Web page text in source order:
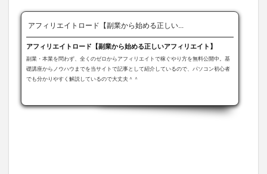
アフィリエイトロード【副業から始める正しい...
アフィリエイトロード【副業から始める正しいアフィリエイト】
副業・本業を問わず、全くのゼロからアフィリエイトで稼ぐやり方を無料公開中。基
礎講座からノウハウまでを当サイトで記事として紹介しているので、パソコン初心者
でも分かりやすく解説しているので大丈夫＾＾